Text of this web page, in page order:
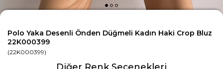
Polo Yaka Desenli Önden Düğmeli Kadın Haki Crop Bluz
22K000399
(22K000399)